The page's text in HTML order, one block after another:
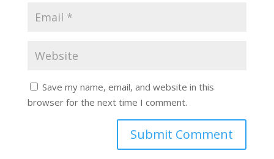
Save my name, email, and website in this
browser for the next time I comment.